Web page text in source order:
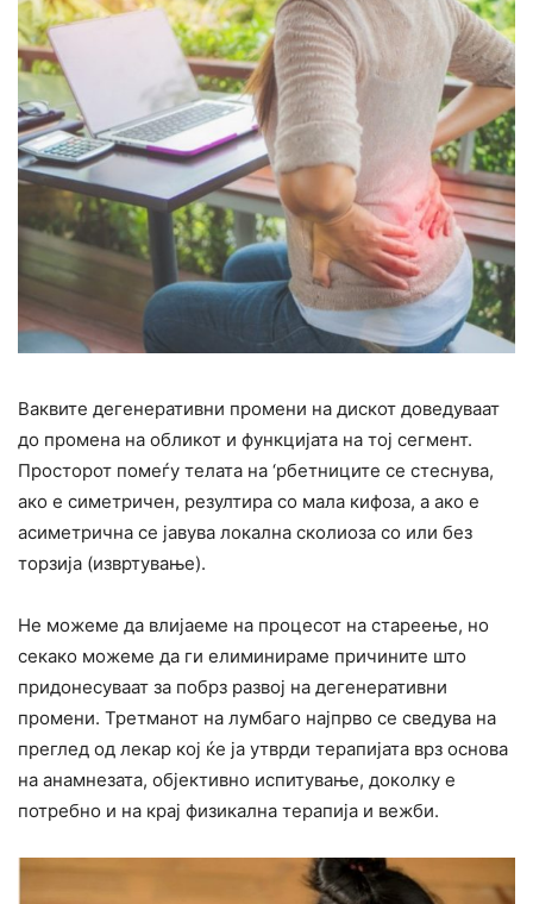
Ваквите дегенеративни промени на дискот доведуваат
до промена на обликот и функцијата на тој сегмент.
Просторот помеѓу телата на ‘рбетниците се стеснува,
ако е симетричен, резултира со мала кифоза, а ако е
асиметрична се јавува локална сколиоза со или без
торзија (извртување).
Не можеме да влијаеме на процесот на стареење, но
секако можеме да ги елиминираме причините што
придонесуваат за побрз развој на дегенеративни
промени. Третманот на лумбаго најпрво се сведува на
преглед од лекар кој ќе ја утврди терапијата врз основа
на анамнезата, објективно испитување, доколку е
потребно и на крај физикална терапија и вежби.